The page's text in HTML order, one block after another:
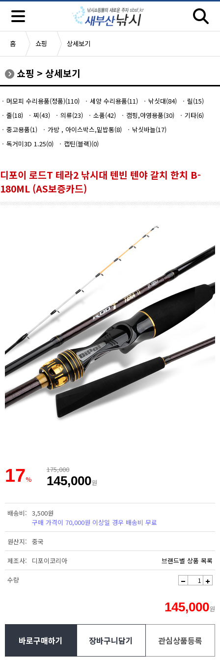
홈 쇼핑 상세보기
쇼핑 > 상세보기
머모피 수리용품(정품)(110) 세양 수리용품(11) 낚싯대(84)
릴(15)
줄(18)
찌(43) 의류(23) 소품(42) 캠핑,야영용품(30)
기타(6)
중고용품(1)
가방 , 아이스박스,밑밥통(8)
낚싯바늘(17)
독거미3D 1.25(0)
캡틴(블랙)(0)
디포이 로드T 테라2 낚시대 텐빈 텐야 갈치 한치 B-
180ML (AS보증카드)
17%
175,000
145,000원
배송비
3,500원
구매 가격이 70,000원 이상일 경우 배송비 무료
원산지 중국
제조사 디포이코리아 브랜드별 상품 목록
수량
145,000원
바로구매하기 장바구니담기 관심상품등록